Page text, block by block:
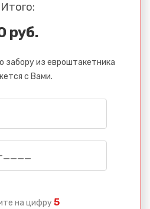
Итого:
руб.
забору из евроштакетника
с Вами.
на цифру 5